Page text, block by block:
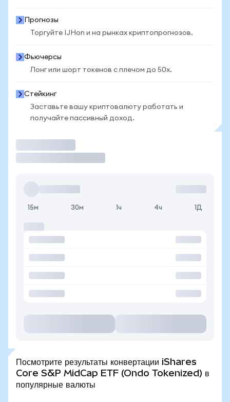
Прогнозы
Торгуйте IJHon и на рынках криптопрогнозов.
Фьючерсы
Лонг или шорт токенов с плечом до 50x.
Стейкинг
Заставьте вашу криптовалюту работать и
получайте пассивный доход.
15м 30м 1ч 4ч 1Д
Посмотрите результаты конвертации iShares
Core S&P MidCap ETF (Ondo Tokenized) в
популярные валюты